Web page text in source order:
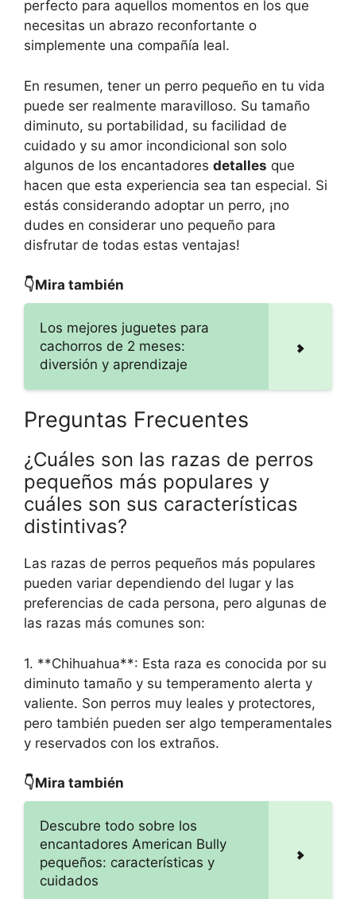
perfecto para aquellos momentos en los que
necesitas un abrazo reconfortante o
simplemente una compañía leal.
En resumen, tener un perro pequeño en tu vida
puede ser realmente maravilloso. Su tamaño
diminuto, su portabilidad, su facilidad de
cuidado y su amor incondicional son solo
algunos de los encantadores detalles que
hacen que esta experiencia sea tan especial. Si
estás considerando adoptar un perro, ¡no
dudes en considerar uno pequeño para
disfrutar de todas estas ventajas!
👇Mira también
Los mejores juguetes para
cachorros de 2 meses:
diversión y aprendizaje
Preguntas Frecuentes
¿Cuáles son las razas de perros
pequeños más populares y
cuáles son sus características
distintivas?
Las razas de perros pequeños más populares
pueden variar dependiendo del lugar y las
preferencias de cada persona, pero algunas de
las razas más comunes son:
1. **Chihuahua**: Esta raza es conocida por su
diminuto tamaño y su temperamento alerta y
valiente. Son perros muy leales y protectores,
pero también pueden ser algo temperamentales
y reservados con los extraños.
👇Mira también
Descubre todo sobre los
encantadores American Bully
pequeños: características y
cuidados